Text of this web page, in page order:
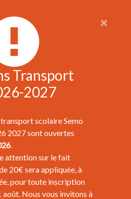
×
Transport
2027
scolaire Semo
2027 sont ouvertes
.
attention sur le fait
20€ sera appliquée, à
pour toute inscription
août. Nous vous invitons à